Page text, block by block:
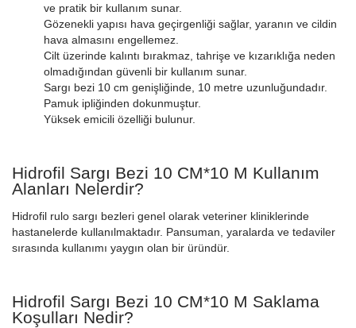
ve pratik bir kullanım sunar.
Gözenekli yapısı hava geçirgenliği sağlar, yaranın ve cildin
hava almasını engellemez.
Cilt üzerinde kalıntı bırakmaz, tahrişe ve kızarıklığa neden
olmadığından güvenli bir kullanım sunar.
Sargı bezi 10 cm genişliğinde, 10 metre uzunluğundadır.
Pamuk ipliğinden dokunmuştur.
Yüksek emicili özelliği bulunur.
Hidrofil Sargı Bezi 10 CM*10 M Kullanım
Alanları Nelerdir?
Hidrofil rulo sargı bezleri genel olarak veteriner kliniklerinde
hastanelerde kullanılmaktadır. Pansuman, yaralarda ve tedaviler
sırasında kullanımı yaygın olan bir üründür.
Hidrofil Sargı Bezi 10 CM*10 M Saklama
Koşulları Nedir?